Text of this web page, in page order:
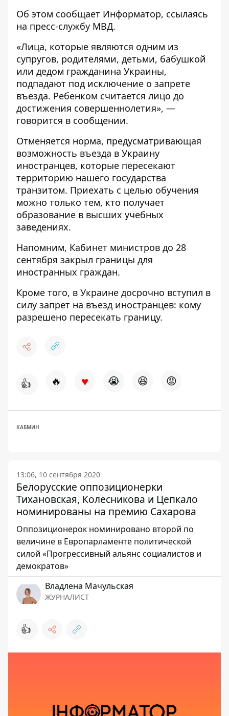
Об этом сообщает Информатор, ссылаясь
на пресс-службу МВД.
«Лица, которые являются одним из
супругов, родителями, детьми, бабушкой
или дедом гражданина Украины,
подпадают под исключение о запрете
въезда. Ребенком считается лицо до
достижения совершеннолетия», —
говорится в сообщении.
Отменяется норма, предусматривающая
возможность въезда в Украину
иностранцев, которые пересекают
территорию нашего государства
транзитом. Приехать с целью обучения
можно только тем, кто получает
образование в высших учебных
заведениях.
Напомним, Кабинет министров до 28
сентября закрыл границы для
иностранных граждан.
Кроме того, в Украине досрочно вступил в
силу запрет на въезд иностранцев: кому
разрешено пересекать границу.
👍 🔥 ♥ 😭 😆 😡
КАБМИН
13:06, 10 сентября 2020
Белорусские оппозиционерки
Тихановская, Колесникова и Цепкало
номинированы на премию Сахарова
Оппозиционерок номинировано второй по
величине в Европарламенте политической
силой «Прогрессивный альянс социалистов и
демократов»
Владлена Мачульская
ЖУРНАЛИСТ
👍